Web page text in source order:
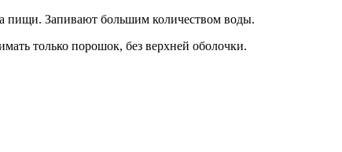
пищи. Запивают большим количеством воды.
только порошок, без верхней оболочки.